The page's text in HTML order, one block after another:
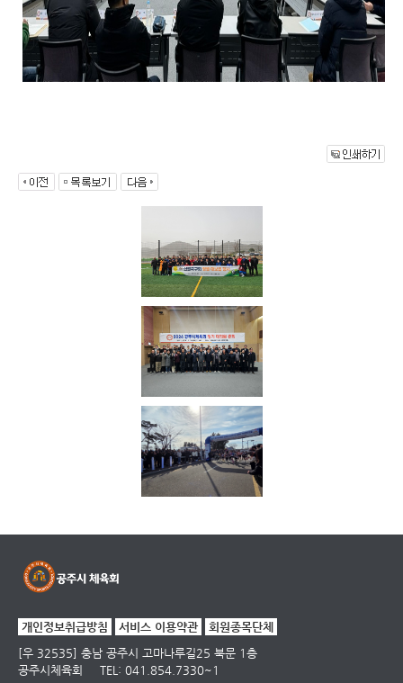
개인정보취급방침 서비스 이용약관
회원종목단체
[우 32535] 충남 공주시 고마나루길25 북문 1층
공주시체육회
TEL: 041.854.7330~1